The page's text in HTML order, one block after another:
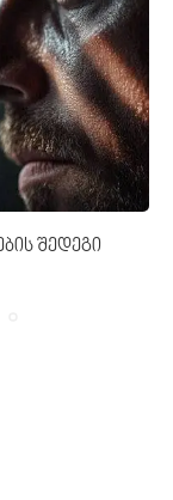
შედეგი